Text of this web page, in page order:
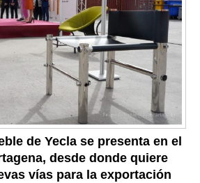
de Yecla se presenta en el
desde donde quiere
vías para la exportación